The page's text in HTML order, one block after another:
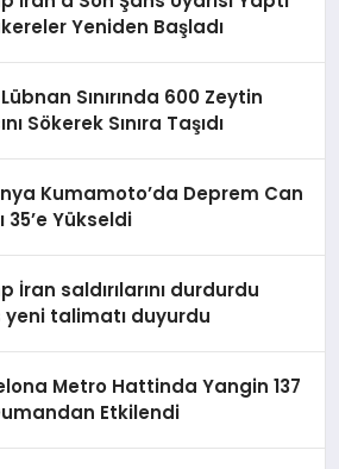
Yeniden Başladı
Sınırında 600 Zeytin
Sökerek Sınıra Taşıdı
Kumamoto’da Deprem Can
35’e Yükseldi
İran saldırılarını durdurdu
yeni talimatı duyurdu
Metro Hattinda Yangin 137
Etkilendi